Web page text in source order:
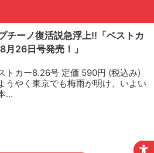
チーノ復活説急浮上!!「ベストカ
月26日号発売！」
トカー8.26号 定価 590円 (税込み)
うやく東京でも梅雨が明け、いよい
…